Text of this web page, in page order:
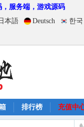
服务端，游戏源码
本語 Deutsch 한
排行榜 充值中